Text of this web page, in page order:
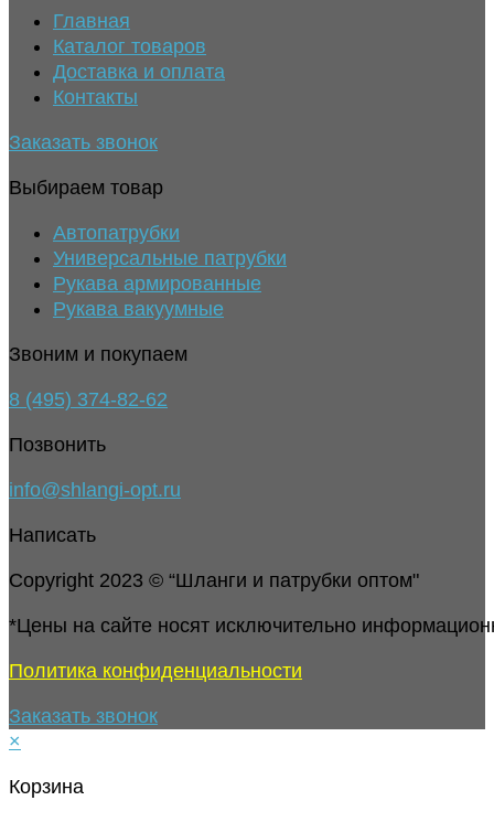
Главная
Каталог товаров
Доставка и оплата
Контакты
Заказать звонок
Выбираем товар
Автопатрубки
Универсальные патрубки
Рукава армированные
Рукава вакуумные
Звоним и покупаем
8 (495) 374-82-62
Позвонить
info@shlangi-opt.ru
Написать
Copyright 2023 © “Шланги и патрубки оптом"
*Цены на сайте носят исключительно
Политика конфиденциальности
Заказать звонок
×
Корзина